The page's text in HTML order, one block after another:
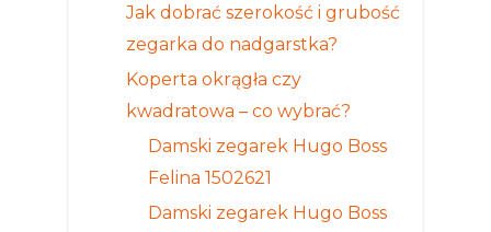
Jak dobrać szerokość i grubość
zegarka do nadgarstka?
Koperta okrągła czy
kwadratowa – co wybrać?
Damski zegarek Hugo Boss
Felina 1502621
Damski zegarek Hugo Boss